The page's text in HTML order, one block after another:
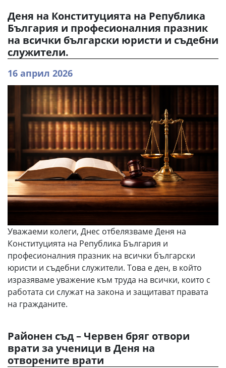
Деня на Конституцията на Република
България и професионалния празник
на всички български юристи и съдебни
служители.
16 април 2026
Уважаеми колеги, Днес отбелязваме Деня на
Конституцията на Република България и
професионалния празник на всички български
юристи и съдебни служители. Това е ден, в който
изразяваме уважение към труда на всички, които с
работата си служат на закона и защитават правата
на гражданите.
Районен съд – Червен бряг отвори
врати за ученици в Деня на
отворените врати